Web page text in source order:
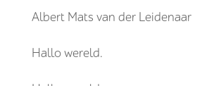
Albert Mats van der Leidenaar
Hallo wereld.